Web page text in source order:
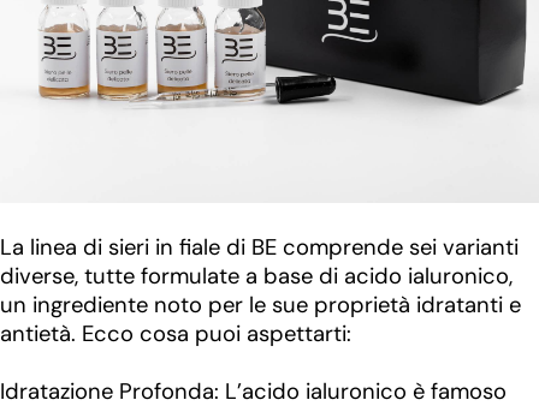
La linea di sieri in fiale di BE comprende sei varianti
diverse, tutte formulate a base di acido ialuronico,
un ingrediente noto per le sue proprietà idratanti e
antietà. Ecco cosa puoi aspettarti:
Idratazione Profonda: L’acido ialuronico è famoso